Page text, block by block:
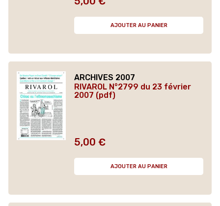
AJOUTER AU PANIER
ARCHIVES 2007
RIVAROL N°2799 du 23 février
2007 (pdf)
Prix
5,00 €
AJOUTER AU PANIER